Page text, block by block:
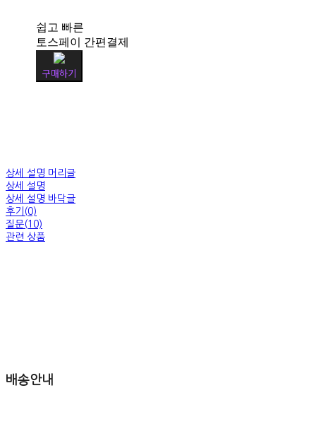
쉽고 빠른
토스페이 간편결제
구매하기
상세 설명 머리글
상세 설명
상세 설명 바닥글
후기(0)
질문(10)
관련 상품
배송안내